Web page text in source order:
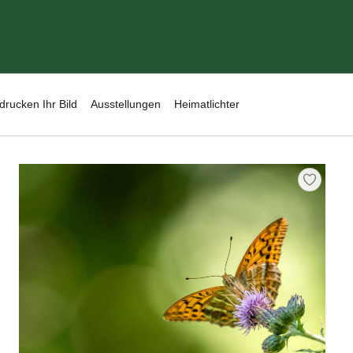
Ihr Bild Ausstellungen Heimatlichter